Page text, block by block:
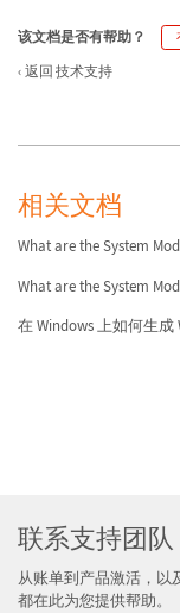
该文档是否有帮助？
返回 技术支持
相关文档
What are the System
What are the System
在 Windows 上如何生
联系支持团队
从账单到产品激活，以
都在此为您提供帮助。